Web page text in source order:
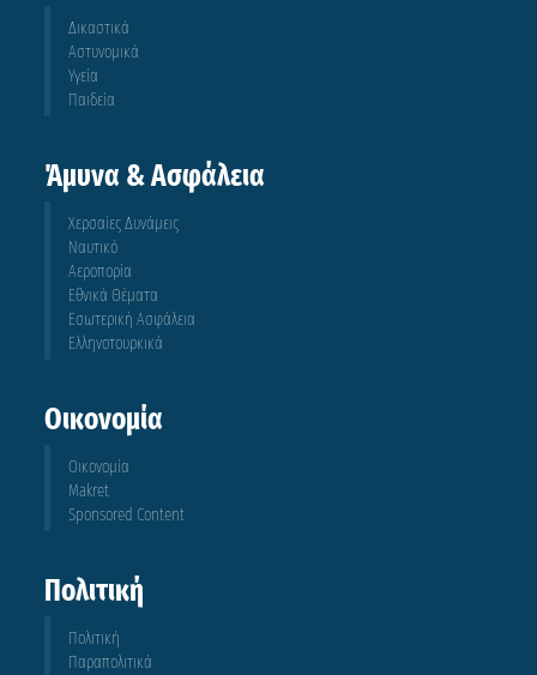
Δικαστικά
Αστυνομικά
Υγεία
Παιδεία
Άμυνα & Ασφάλεια
Χερσαίες Δυνάμεις
Ναυτικό
Αεροπορία
Εθνικά Θέματα
Εσωτερική Ασφάλεια
Ελληνοτουρκικά
Οικονομία
Οικονομία
Makret
Sponsored Content
Πολιτική
Πολιτική
Παραπολιτικά